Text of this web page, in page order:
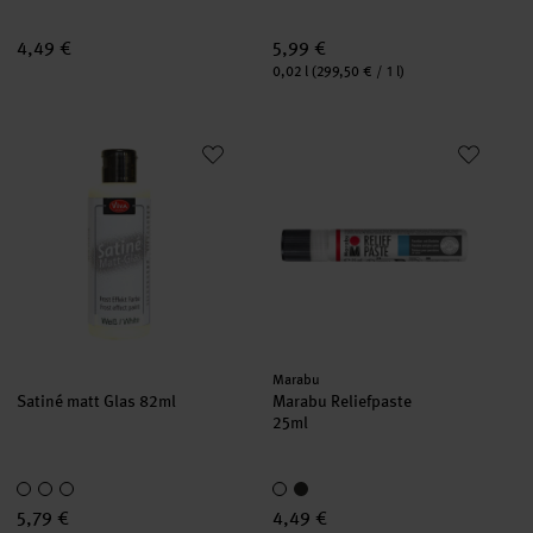
4,49 € 5,99 €
Inhalt:
0,02 l (299,50 € / 1 l)
Satiné matt Glas 82ml
5,79 €
Hersteller:
Marabu
Marabu Reliefpaste
25ml
4,49 €